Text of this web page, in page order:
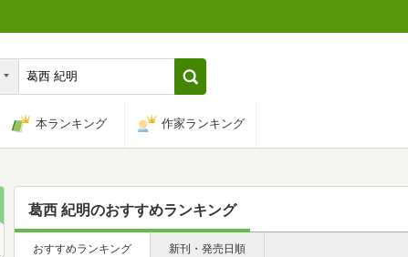
本ランキング 作家ランキング
葛西 紀明のおすすめランキング
おすすめランキング 新刊・発売日順